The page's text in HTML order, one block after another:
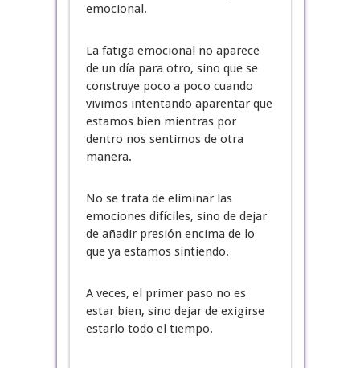
emocional.
La fatiga emocional no aparece
de un día para otro, sino que se
construye poco a poco cuando
vivimos intentando aparentar que
estamos bien mientras por
dentro nos sentimos de otra
manera.
No se trata de eliminar las
emociones difíciles, sino de dejar
de añadir presión encima de lo
que ya estamos sintiendo.
A veces, el primer paso no es
estar bien, sino dejar de exigirse
estarlo todo el tiempo.